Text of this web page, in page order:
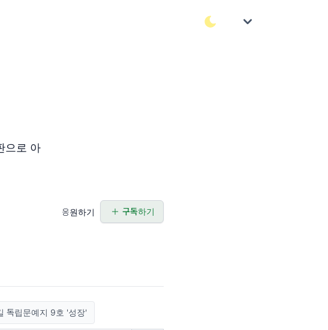
으로 아
응원하기 구독하기
독립문예지 9호 '성장'